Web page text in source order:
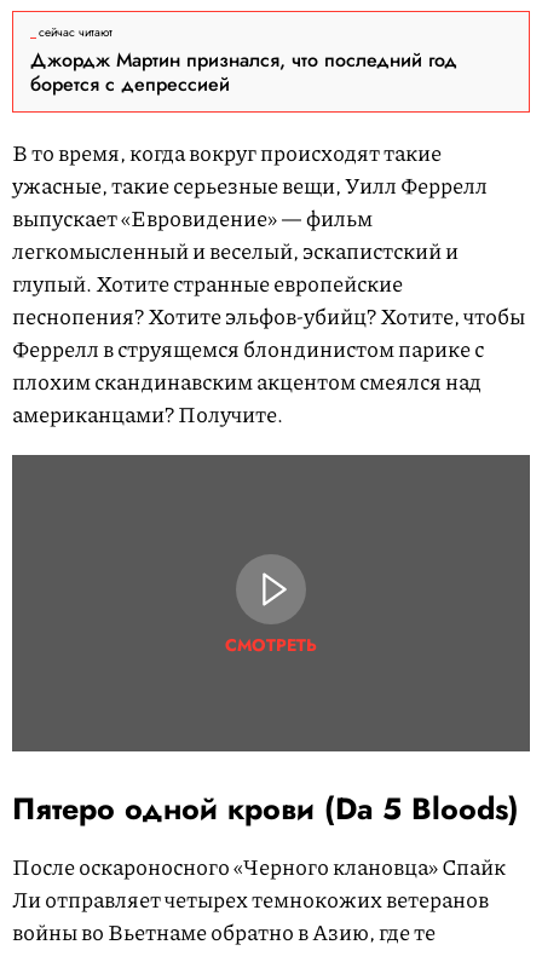
сейчас читают
Джордж Мартин признался, что последний год
борется с депрессией
В то время, когда вокруг происходят такие
ужасные, такие серьезные вещи, Уилл Феррелл
выпускает «Евровидение» — фильм
легкомысленный и веселый, эскапистский и
глупый. Хотите странные европейские
песнопения? Хотите эльфов-убийц? Хотите, чтобы
Феррелл в струящемся блондинистом парике с
плохим скандинавским акцентом смеялся над
американцами? Получите.
СМОТРЕТЬ
Пятеро одной крови (Da 5 Bloods)
После оскароносного «Черного клановца» Спайк
Ли отправляет четырех темнокожих ветеранов
войны во Вьетнаме обратно в Азию, где те